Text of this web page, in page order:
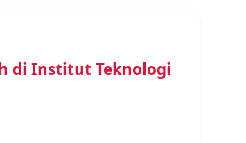
di Institut Teknologi